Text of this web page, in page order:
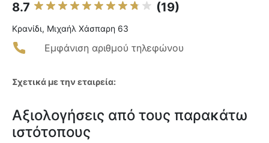
8.7 (19)
Κρανίδι, Μιχαήλ Χάσπαρη 63
Εμφάνιση αριθμού τηλεφώνου
Σχετικά με την εταιρεία:
Αξιολογήσεις από τους παρακάτω
ιστότοπους